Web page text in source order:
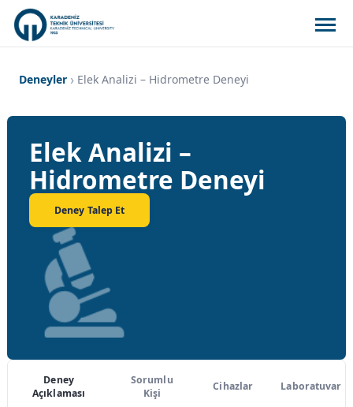
Deneyler Elek Analizi – Hidrometre Deneyi
Elek Analizi –
Hidrometre Deneyi
Deney Talep Et
Deney
Açıklaması
Sorumlu
Kişi
Cihazlar Laboratuvar